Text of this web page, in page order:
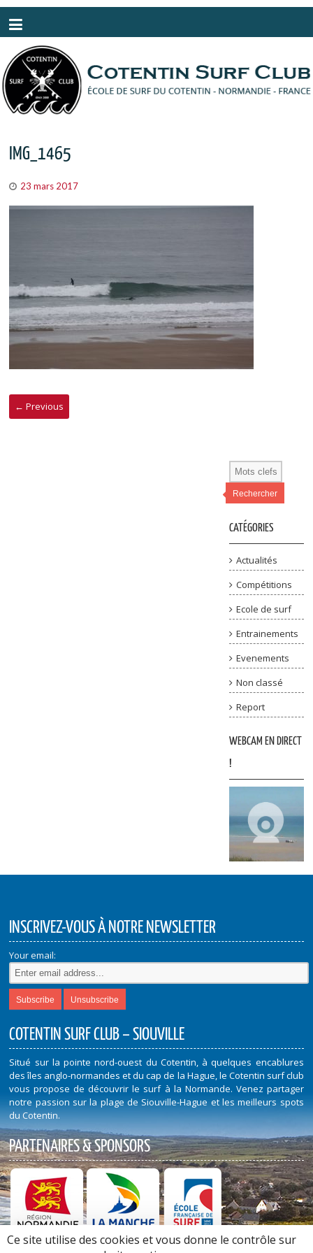
IMG_1465
23 mars 2017
← Previous
Rechercher
CATÉGORIES
Actualités
Compétitions
Ecole de surf
Entrainements
Evenements
Non classé
Report
WEBCAM EN DIRECT
!
INSCRIVEZ-VOUS À NOTRE NEWSLETTER
Your email:
COTENTIN SURF CLUB – SIOUVILLE
Situé sur la pointe nord-ouest du Cotentin, à quelques encablures
des îles anglo-normandes et du cap de la Hague, le Cotentin surf club
vous propose de découvrir le surf à la Normande. Venez partager
notre passion sur la plage de Siouville-Hague et les meilleurs spots
du Cotentin.
PARTENAIRES & SPONSORS
Découvrez nos Partenaires et Sponsors
Panneau de gestion des cookies
Ce site utilise des cookies et vous donne le contrôle sur